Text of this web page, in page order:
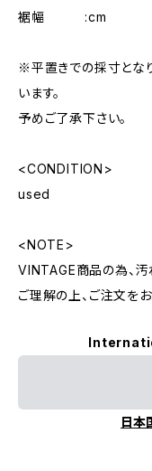
裾幅 :cm
※平置きでの採寸とな
います。
予めご了承下さい。
<CONDITION>
used
<NOTE>
VINTAGE商品の為、汚
ご理解の上、ご注文を
日本